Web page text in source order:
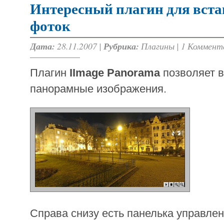
Интересный плагин для
фоток
Дата: 28.11.2007 | Рубрика: Плагины | 1
Плагин IImage Panoramaпозволяет
панорамные изображения.
Справа снизу есть панелька